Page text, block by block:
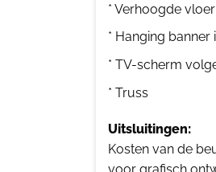
* Verhoogde
* Hanging
* TV-scherm
* Truss
Uitsluitingen:
Kosten van de